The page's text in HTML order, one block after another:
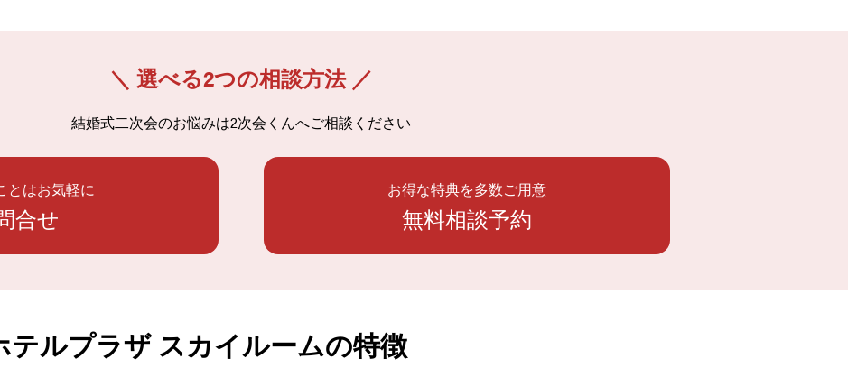
＼ 選べる2つの相談方法 ／
結婚式二次会のお悩みは2次会くんへご相談ください
とはお気軽に
合せ
お得な特典を多数ご用意
無料相談予約
ルプラザ スカイルームの特徴